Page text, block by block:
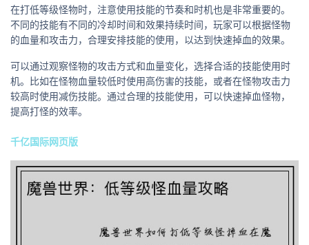
在打低等级怪物时，注意使用技能的节奏和时机也是非常重要的。
不同的技能有不同的冷却时间和效果持续时间，玩家可以根据怪物
的血量和攻击力，合理安排技能的使用，以达到快速掉血的效果。
可以通过观察怪物的攻击方式和血量变化，选择合适的技能使用时
机。比如在怪物血量较低时使用高伤害的技能，或者在怪物攻击力
较高时使用减伤技能。通过合理的技能使用，可以快速掉血怪物，
提高打怪的效率。
千亿国际网页版